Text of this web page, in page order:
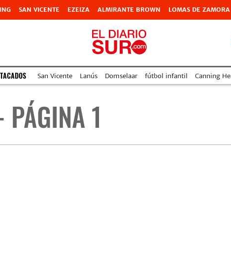
SAN VICENTE EZEIZA ALMIRANTE BROWN LOMAS DE ZAMORA
San Vicente Lanús Domselaar fútbol infantil Canning
PÁGINA 1